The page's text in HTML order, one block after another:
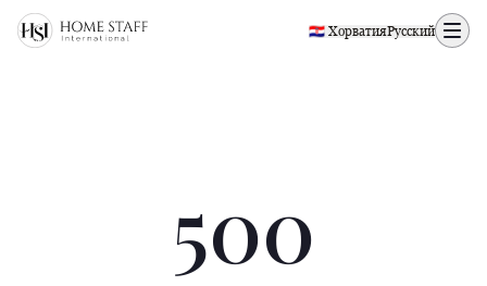
500 page
🇭🇷 ХорватияРусский
500